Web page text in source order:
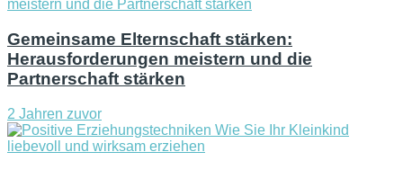
Gemeinsame Elternschaft stärken:
Herausforderungen meistern und die
Partnerschaft stärken
2 Jahren zuvor